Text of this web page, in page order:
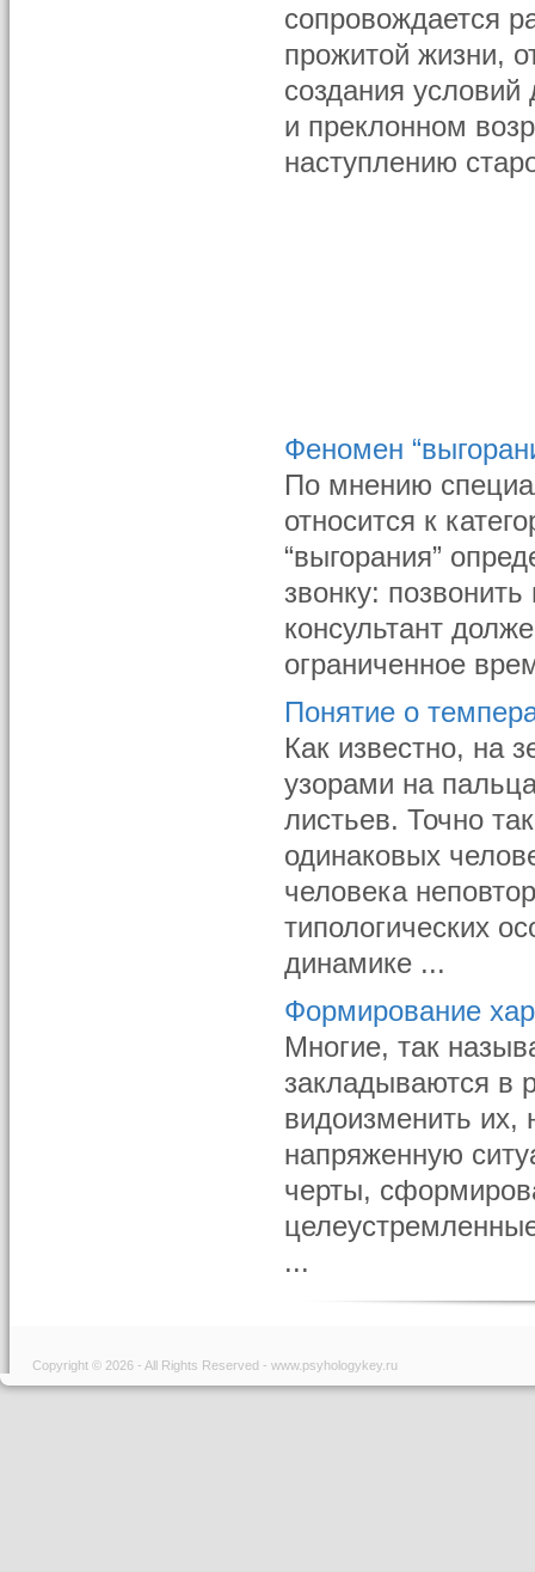
сопровождается
прожитой жизни,
создания
и преклонном
наступлению
Феномен
По мнению
относится к
“выгорания”
звонку:
консультант
ограниченное
Понятие о
Как известно, на
узорами на
листьев. Точно
одинаковых
человека
типологических
динамике ...
Формирование
Многие, так
закладываются в
видоизменить их,
напряженную
черты,
...
Copyright © 2026 - All Rights Reserved - www.psyhologykey.ru